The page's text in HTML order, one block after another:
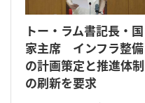
トー・ラム書記長・国
家主席 インフラ整備
の計画策定と推進体制
の刷新を要求